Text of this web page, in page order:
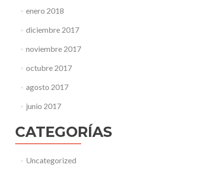
enero 2018
diciembre 2017
noviembre 2017
octubre 2017
agosto 2017
junio 2017
CATEGORÍAS
Uncategorized